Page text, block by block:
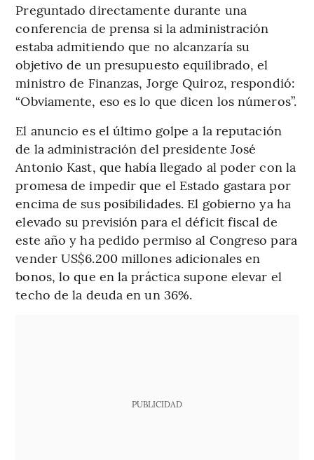
Preguntado directamente durante una
conferencia de prensa si la administración
estaba admitiendo que no alcanzaría su
objetivo de un presupuesto equilibrado, el
ministro de Finanzas, Jorge Quiroz, respondió:
“Obviamente, eso es lo que dicen los números”.
El anuncio es el último golpe a la reputación
de la administración del presidente José
Antonio Kast, que había llegado al poder con la
promesa de impedir que el Estado gastara por
encima de sus posibilidades. El gobierno ya ha
elevado su previsión para el déficit fiscal de
este año y ha pedido permiso al Congreso para
vender US$6.200 millones adicionales en
bonos, lo que en la práctica supone elevar el
techo de la deuda en un 36%.
PUBLICIDAD